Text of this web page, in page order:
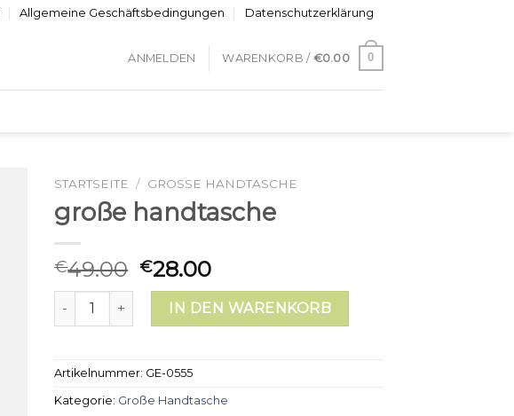
Allgemeine Geschäftsbedingungen Datenschutzerklärung
ANMELDEN WARENKORB / €0.00 0
STARTSEITE / GROSSE HANDTASCHE
große handtasche
€49.00 €28.00
große handtasche MengeIN DEN WARENKORB
Artikelnummer: GE-0555
Kategorie: Große Handtasche